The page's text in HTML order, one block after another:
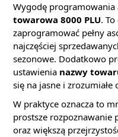
Wygodę
towarowa 8000 PLU.
zaprogramować pełny
najczęściej
sezonowe. Dodatkowo
ustawienia nazwy
się na jasne i
W praktyce oznacza to
prostsze rozpoznawanie
oraz większą